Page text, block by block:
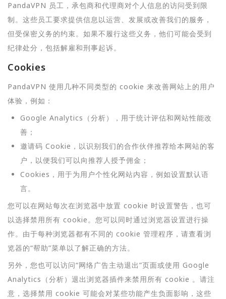
PandaVPN 员工，承包商和代理商对个人信息的访问受到限
制。这些员工要求提供信息以运营、发展或改善我们的服务，
但受保密义务的约束。如果不履行这些义务，他们可能会受到
纪律处分，包括解雇和刑事起诉。
Cookies
PandaVPN 使用几种不同类型的 cookie 来改善网站上的用户
体验，例如：
Google Analytics（分析），用于统计评估和网站性能改
善；
邀请码 Cookie，以识别我们的合作伙伴推荐给本网站的客
户，以便我们可以向推荐人授予佣金；
Cookies，用于为用户个性化网站内容，例如设置默认语
言。
您可以在网站每次在浏览器中放置 cookie 时设置警告，也可
以选择禁用所有 cookie。您可以同时通过浏览器设置进行操
作。由于每种浏览器都有不同的 cookie 管理程序，请查看浏
览器的“帮助”菜单以了解正确的方法。
另外，您也可以访问“网络广告主动退出”页面或使用 Google
Analytics（分析）退出浏览器插件来禁用所有 cookie 。请注
意，选择禁用 cookie 可能会对某些功能产生负面影响，这些